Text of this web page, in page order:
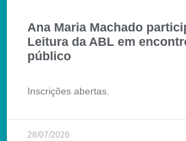
Ana Maria Machado
Leitura da ABL em
público
Inscrições abertas.
28/07/2026